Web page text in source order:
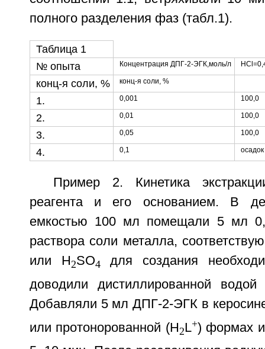
полного разделения фаз (табл.1).
Таблица 1
№ опыта
Концентрация ДПГ-2-ЭГК,моль/л
конц-я соли, % конц-я соли, %
1. 0,001 100,0
2. 0,01 100,0
3. 0,05 100,0
4. 0,1 осадок
Пример 2. Кинетика
реагента и его основанием. В
емкостью 100 мл помещали 5 мл
раствора соли металла,
или H2SO4 для создания
доводили дистиллированной
Добавляли 5 мл ДПГ-2-ЭГК в
или протонорованной (H2L+) формах и